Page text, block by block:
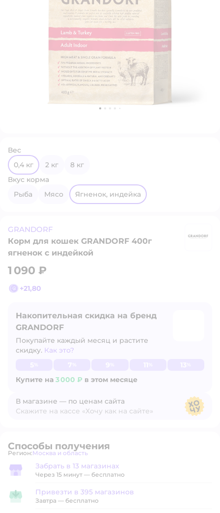
Вес
0,4 кг
2 кг
8 кг
Вкус корма
рыба
мясо ягненок, индейка
GRANDORF
Корм для кошек GRANDORF 400г
ягненок с индейкой
1 090 ₽
+21,80
Накопительная скидка на бренд
GRANDORF
Покупайте каждый месяц и растите
скидку. Как это?
Купите на 3 000 ₽ в этом месяце
Узнать больше
В магазине — по ценам сайта
Скажите на кассе «Хочу как на сайте»
Способы получения
Регион: Выбор адреса доставки.
Москва и область
Забрать в магазине
Забрать в 13 магазинах
Через 15 минут — бесплатно
Привезти в магазин
Привезти в 395 магазинов
Завтра — бесплатно